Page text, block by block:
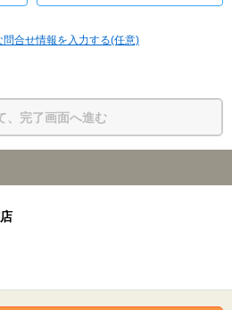
問合せ情報を入力する(任意)
、完了画面へ進む